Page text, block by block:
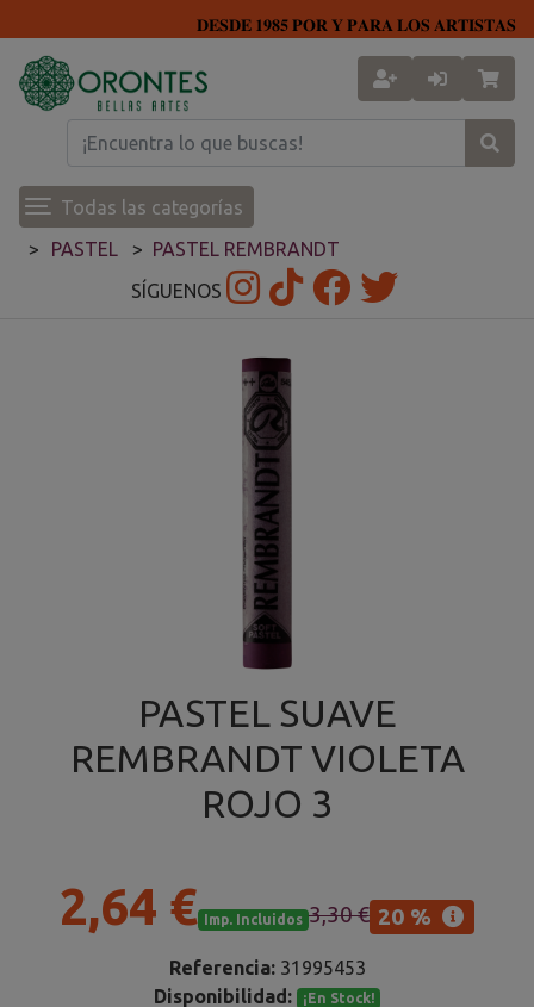
𝐃𝐄𝐒𝐃𝐄 𝟏𝟗𝟖𝟓 𝐏𝐎𝐑 𝐘 𝐏𝐀𝐑𝐀 𝐋𝐎𝐒 𝐀𝐑𝐓𝐈𝐒𝐓𝐀𝐒
Todas las categorías
PASTEL
PASTEL REMBRANDT
SÍGUENOS
PASTEL SUAVE
REMBRANDT VIOLETA
ROJO 3
2,64 € Imp. Incluidos 3,30 € 20 %
Referencia: 31995453
Disponibilidad:
¡En Stock!